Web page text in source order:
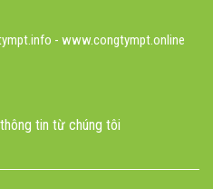
- www.congtympt.online
tin từ chúng tôi